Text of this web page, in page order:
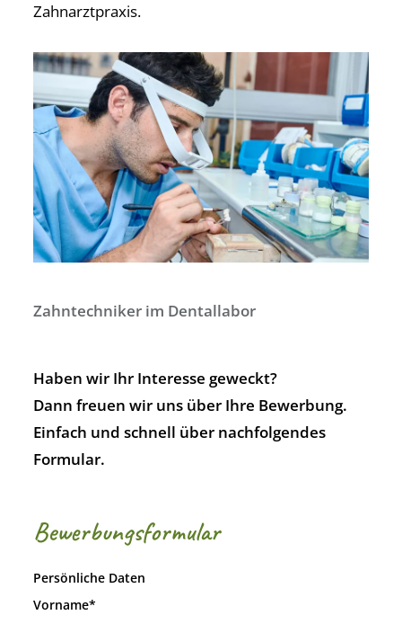
Zahnarztpraxis.
Zahnmedizinische Fachangestellte (ZFA)
Zahntechniker im Dentallabor
Haben wir Ihr Interesse geweckt?
Dann freuen wir uns über Ihre Bewerbung.
Einfach und schnell über nachfolgendes
Formular.
Bewerbungsformular
Persönliche Daten
Vorname*